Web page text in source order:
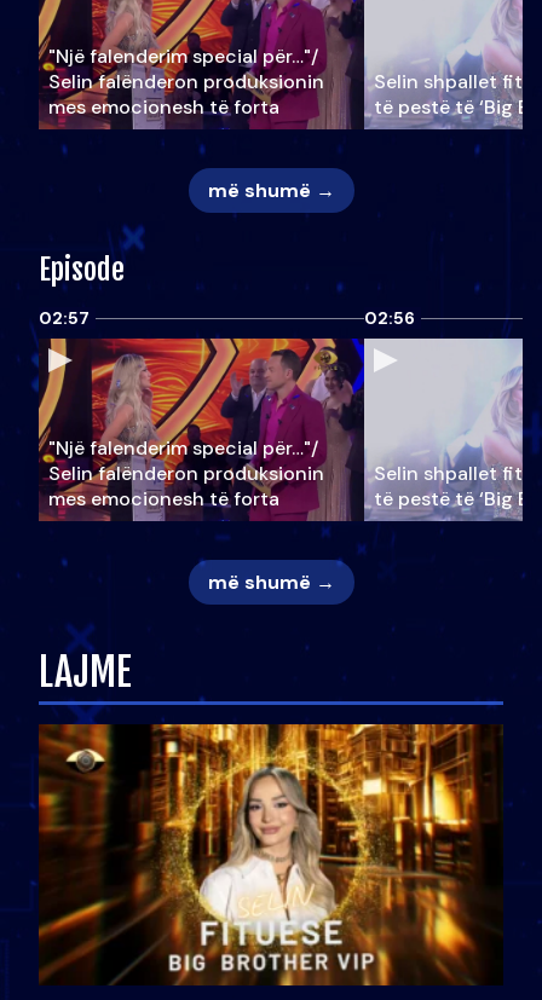
"Një falenderim special për…"/
Selin falënderon produksionin
mes emocionesh të forta
Selin shpallet
të pestë të ‘Big
më shumë →
Episode
02:57
"Një falenderim special për…"/
Selin falënderon produksionin
mes emocionesh të forta
02:56
Selin shpallet
të pestë të ‘Big
më shumë →
LAJME